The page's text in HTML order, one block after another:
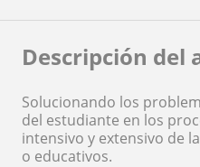
Descripción del
Solucionando los
del estudiante en los
intensivo y extensivo de
o educativos.